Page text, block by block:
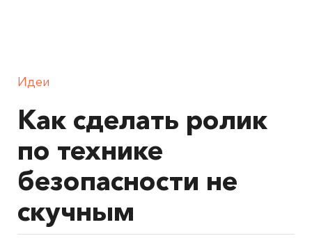
Идеи
Как сделать ролик
по технике
безопасности не
скучным